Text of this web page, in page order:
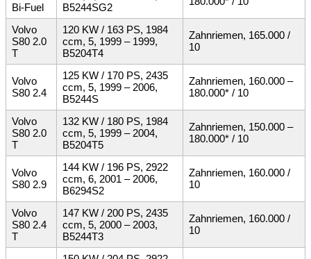
Bi-Fuel
B5244SG2
Volvo
S80 2.0
T
120 KW / 163 PS, 1984
ccm, 5, 1999 – 1999,
B5204T4
Zahnriemen, 165.000 /
10
Volvo
S80 2.4
125 KW / 170 PS, 2435
ccm, 5, 1999 – 2006,
B5244S
Zahnriemen, 160.000 –
180.000* / 10
Volvo
S80 2.0
T
132 KW / 180 PS, 1984
ccm, 5, 1999 – 2004,
B5204T5
Zahnriemen, 150.000 –
180.000* / 10
Volvo
S80 2.9
144 KW / 196 PS, 2922
ccm, 6, 2001 – 2006,
B6294S2
Zahnriemen, 160.000 /
10
Volvo
S80 2.4
T
147 KW / 200 PS, 2435
ccm, 5, 2000 – 2003,
B5244T3
Zahnriemen, 160.000 /
10